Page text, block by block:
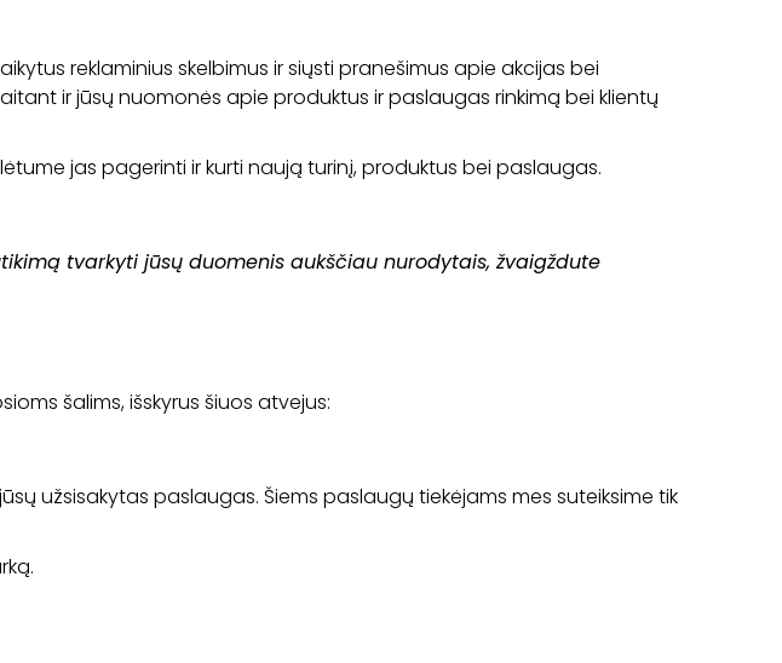
reklaminius skelbimus ir siųsti pranešimus apie akcijas bei
ir jūsų nuomonės apie produktus ir paslaugas rinkimą bei klientų
jas pagerinti ir kurti naują turinį, produktus bei paslaugas.
tvarkyti jūsų duomenis aukščiau nurodytais, žvaigždute
šalims, išskyrus šiuos atvejus:
užsisakytas paslaugas. Šiems paslaugų tiekėjams mes suteiksime tik